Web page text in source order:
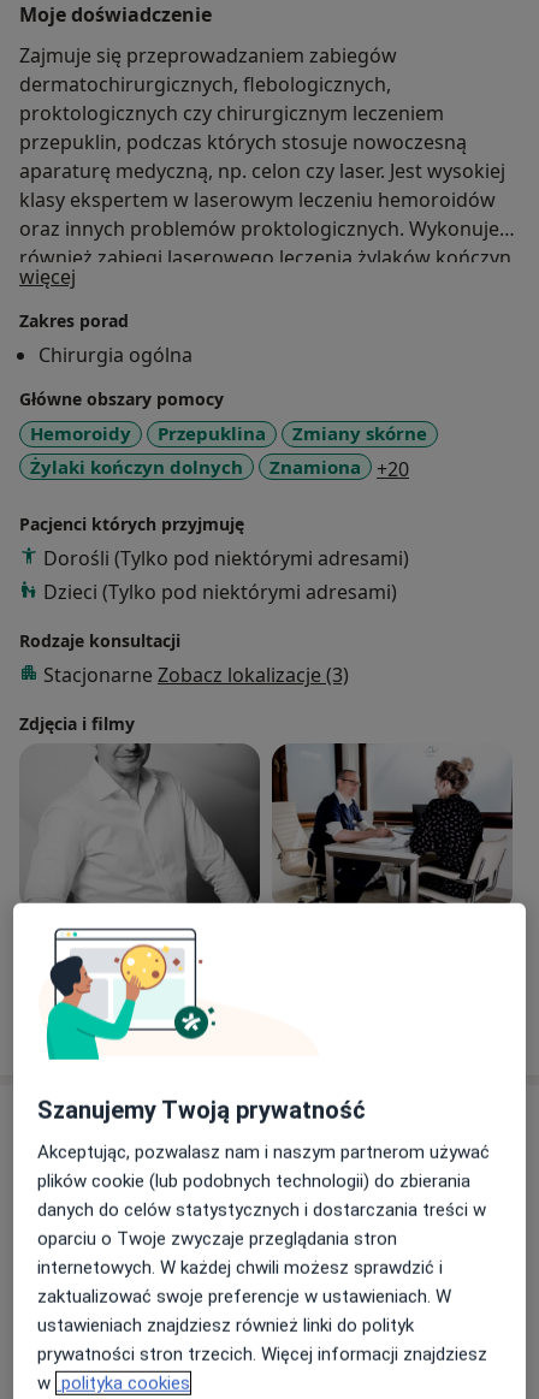
Moje doświadczenie
Zajmuje się przeprowadzaniem zabiegów
dermatochirurgicznych, flebologicznych,
proktologicznych czy chirurgicznym leczeniem
przepuklin, podczas których stosuje nowoczesną
aparaturę medyczną, np. celon czy laser. Jest wysokiej
klasy ekspertem w laserowym leczeniu hemoroidów
oraz innych problemów proktologicznych. Wykonuje
również zabiegi laserowego leczenia żylaków kończyn
dolnych oraz pajączków naczyniowych. Prócz tego
przeprowadza diagnostykę dermatoskopową i
wykonuje zabiegi chirurgicznego lub laserowego
usuwania zmian skóry i tkanki podstawnej.
Doświadczenie zdobywał jako wieloletni asystent
Kliniki Chirurgii Przewodu Pokarmowego Centralnego
Szpitala Klinicznego w Katowicach, gdzie w 2014r
obronił pracę doktorską. Przez 11 lat obejmował
stanowisko Ordynatora na Oddziale Chirurgii Ogólnej
Okręgowego Szpitala Kolejowego w Katowicach.
więcej
Zakres porad
Chirurgia ogólna
Główne obszary pomocy
Hemoroidy Przepuklina
Zmiany skórne
Żylaki kończyn dolnych
Znamiona +20
Pacjenci których przyjmuję
Dorośli (Tylko pod niektórymi adresami)
Dzieci (Tylko pod niektórymi adresami)
Rodzaje konsultacji
Stacjonarne Zobacz lokalizacje (3)
Zdjęcia i filmy
Zobacz galerię (7)
Pokaż więcej
Aktualności
dr n. med. Andrzej Grabarczyk
Chemiczna 3, 44-121 Gliwice
Szanowni Państwo, jeśli zależy Państwu na
szybkim dostępie do lekarzy – bez kolejki i bez
skierowania, zapraszamy do naszej
specjalistycznej przychodni, która powstała z
myślą o osobach chcących korzystać z prywatnej
opieki zdrowotnej. Oprócz zabiegów
Dowiedz się więcej
Szanujemy Twoją prywatność
Akceptując, pozwalasz nam i naszym partnerom używać
plików cookie (lub podobnych technologii) do zbierania
danych do celów statystycznych i dostarczania treści w
oparciu o Twoje zwyczaje przeglądania stron
internetowych. W każdej chwili możesz sprawdzić i
zaktualizować swoje preferencje w ustawieniach. W
ustawieniach znajdziesz również linki do polityk
prywatności stron trzecich. Więcej informacji znajdziesz
w polityka cookies